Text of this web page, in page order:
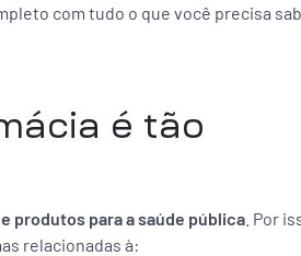
com tudo o que você precisa
é tão
produtos para a saúde pública . Por
relacionadas à: